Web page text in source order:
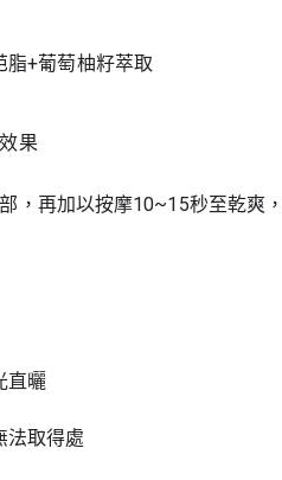
脂+葡萄柚籽萃取
果
，再加以按摩10~15秒至乾爽
直曬
法取得處